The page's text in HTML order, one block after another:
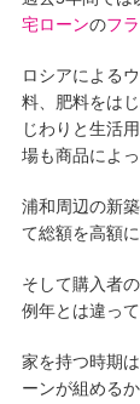
宅ローンのフ
ロシアによる
料、肥料をは
じわりと生活
場も商品によ
浦和周辺の新
て総額を高額
そして購入者
例年とは違っ
家を持つ時期
ーンが組める